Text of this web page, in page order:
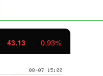
43.13 0.93%